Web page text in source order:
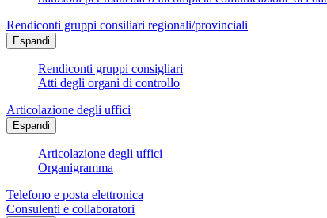
Rendiconti gruppi consiliari regionali/provinciali
Espandi
Rendiconti gruppi consigliari
Atti degli organi di controllo
Articolazione degli uffici
Espandi
Articolazione degli uffici
Organigramma
Telefono e posta elettronica
Consulenti e collaboratori